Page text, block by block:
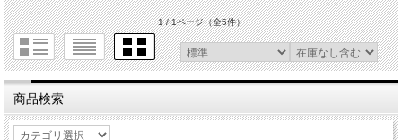
1 / 1ページ（全5件）
商品検索